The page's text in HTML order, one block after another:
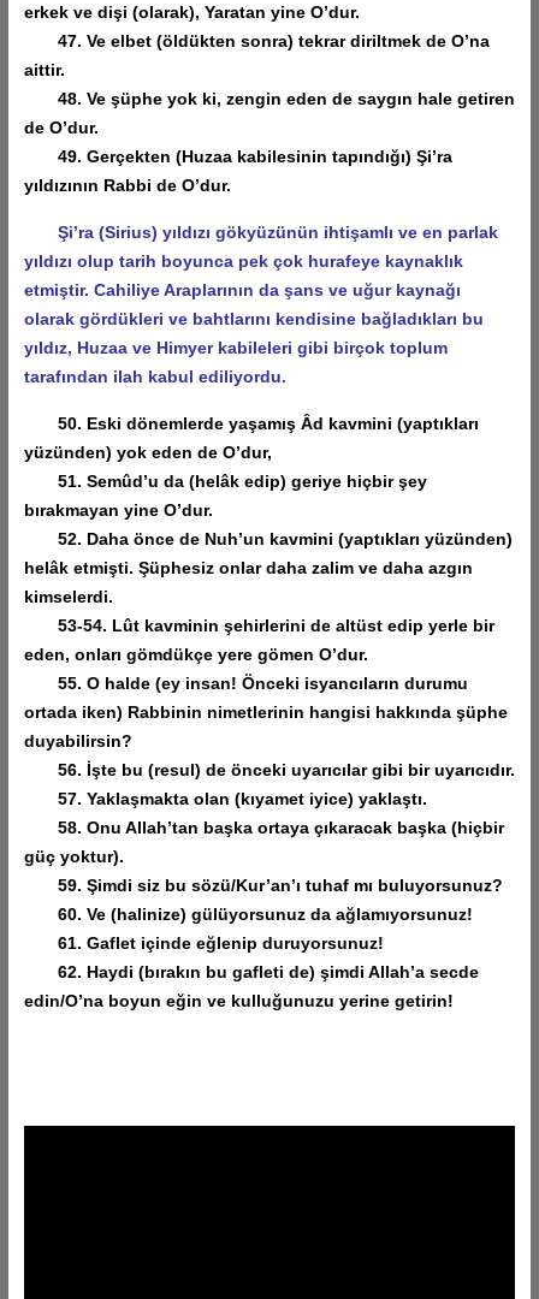
erkek ve dişi (olarak), Yaratan yine O’dur.
47. Ve elbet (öldükten sonra) tekrar diriltmek de O’na
aittir.
48. Ve şüphe yok ki, zengin eden de saygın hale getiren
de O’dur.
49. Gerçekten (Huzaa kabilesinin tapındığı) Şi’ra
yıldızının Rabbi de O’dur.
Şi’ra (Sirius) yıldızı gökyüzünün ihtişamlı ve en parlak
yıldızı olup tarih boyunca pek çok hurafeye kaynaklık
etmiştir. Cahiliye Araplarının da şans ve uğur kaynağı
olarak gördükleri ve bahtlarını kendisine bağladıkları bu
yıldız, Huzaa ve Himyer kabileleri gibi birçok toplum
tarafından ilah kabul ediliyordu.
50. Eski dönemlerde yaşamış Âd kavmini (yaptıkları
yüzünden) yok eden de O’dur,
51. Semûd’u da (helâk edip) geriye hiçbir şey
bırakmayan yine O’dur.
52. Daha önce de Nuh’un kavmini (yaptıkları yüzünden)
helâk etmişti. Şüphesiz onlar daha zalim ve daha azgın
kimselerdi.
53-54. Lût kavminin şehirlerini de altüst edip yerle bir
eden, onları gömdükçe yere gömen O’dur.
55. O halde (ey insan! Önceki isyancıların durumu
ortada iken) Rabbinin nimetlerinin hangisi hakkında şüphe
duyabilirsin?
56. İşte bu (resul) de önceki uyarıcılar gibi bir uyarıcıdır.
57. Yaklaşmakta olan (kıyamet iyice) yaklaştı.
58. Onu Allah’tan başka ortaya çıkaracak başka (hiçbir
güç yoktur).
59. Şimdi siz bu sözü/Kur’an’ı tuhaf mı buluyorsunuz?
60. Ve (halinize) gülüyorsunuz da ağlamıyorsunuz!
61. Gaflet içinde eğlenip duruyorsunuz!
62. Haydi (bırakın bu gafleti de) şimdi Allah’a secde
edin/O’na boyun eğin ve kulluğunuzu yerine getirin!